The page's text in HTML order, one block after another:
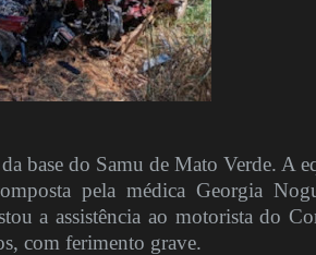
base do Samu de Mato Verde. A
pela médica Georgia
a assistência ao motorista do
com ferimento grave.